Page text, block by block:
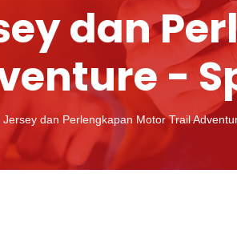
dan
-
dan Perlengkapan Motor Trail